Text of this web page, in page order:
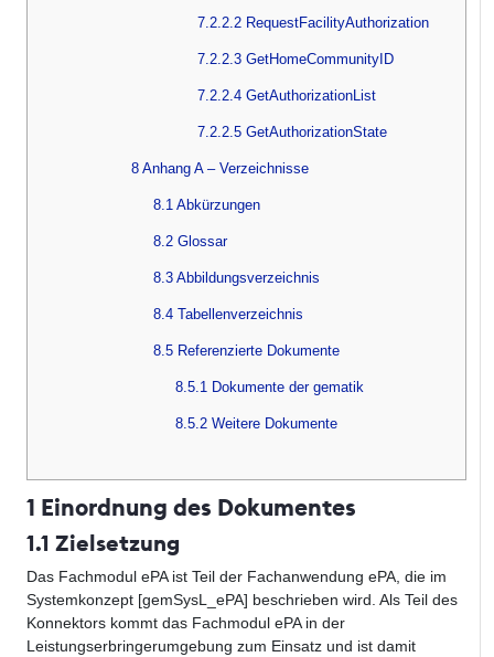
7.2.2.2 RequestFacilityAuthorization
7.2.2.3 GetHomeCommunityID
7.2.2.4 GetAuthorizationList
7.2.2.5 GetAuthorizationState
8 Anhang A – Verzeichnisse
8.1 Abkürzungen
8.2 Glossar
8.3 Abbildungsverzeichnis
8.4 Tabellenverzeichnis
8.5 Referenzierte Dokumente
8.5.1 Dokumente der gematik
8.5.2 Weitere Dokumente
1 Einordnung des Dokumentes
1.1 Zielsetzung
Das Fachmodul ePA ist Teil der Fachanwendung ePA, die im
Systemkonzept [gemSysL_ePA] beschrieben wird. Als Teil des
Konnektors kommt das Fachmodul ePA in der
Leistungserbringerumgebung zum Einsatz und ist damit